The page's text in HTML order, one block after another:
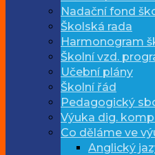
Nadační fond
Školská rada
Harmonogram
Školní vzd.
Učební plány
Školní řád
Pedagogický
Výuka dig.
Co děláme ve
Anglický